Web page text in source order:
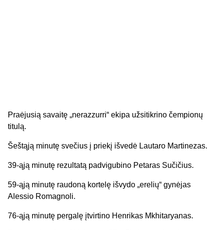
Praėjusią savaitę „nerazzurri“ ekipa užsitikrino čempionų
titulą.
Šeštąją minutę svečius į priekį išvedė Lautaro Martinezas.
39-ąją minutę rezultatą padvigubino Petaras Sučičius.
59-ąją minutę raudoną kortelę išvydo „erelių“ gynėjas
Alessio Romagnoli.
76-ąją minutę pergalę įtvirtino Henrikas Mkhitaryanas.